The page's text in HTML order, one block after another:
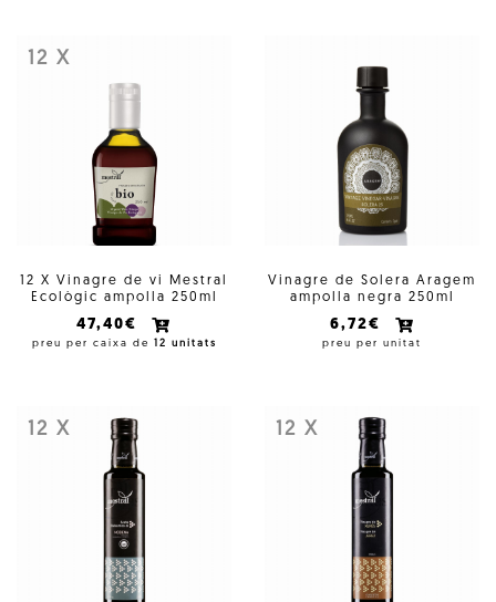
12 X
12 X Vinagre de vi Mestral
Ecològic ampolla 250ml
47,40€
preu per caixa de 12 unitats
Vinagre de Solera Aragem
ampolla negra 250ml
6,72€
preu per unitat
12 X 12 X